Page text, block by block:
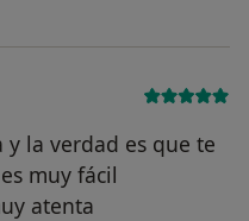
y la verdad es que te
muy fácil
atenta